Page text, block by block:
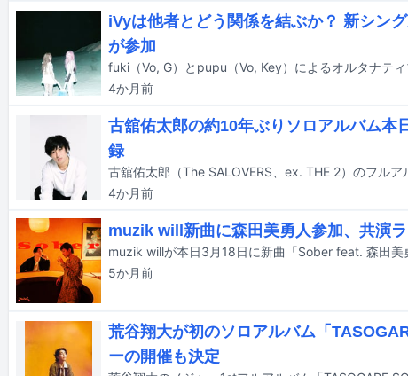
iVyは他者とどう関係を結ぶか？ 新シン
が参加
4か月前
古舘佑太郎の約10年ぶりソロアルバム本
録
4か月前
muzik will新曲に森田美勇人参加、共演
muzik willが本日3月18日に新曲「Sober feat. 森田美
5か月前
荒谷翔大が初のソロアルバム「
ーの開催も決定